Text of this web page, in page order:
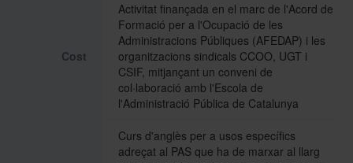
Històric i memòries
Directori Formació
Directori UB
Cost
Activitat finançada en el marc de l'Acord de
Formació per a l'Ocupació de les
Administracions Públiques (AFEDAP) i les
organitzacions sindicals CCOO, UGT i
CSIF, mitjançant un conveni de
col·laboració amb l'Escola de
l'Administració Pública de Catalunya
Curs d'anglès per a usos específics
adreçat al PAS que ha de marxar al llarg